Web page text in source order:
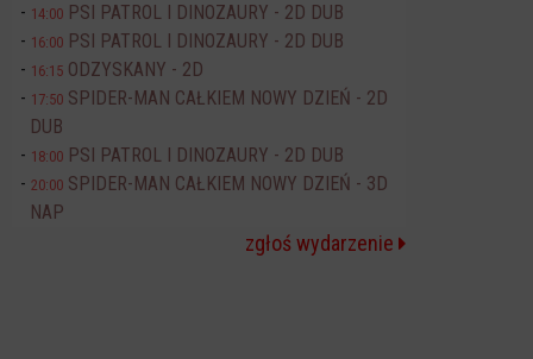
14:00 PSI PATROL I DINOZAURY - 2D DUB
16:00 PSI PATROL I DINOZAURY - 2D DUB
16:15 ODZYSKANY - 2D
17:50 SPIDER-MAN CAŁKIEM NOWY DZIEŃ - 2D
DUB
18:00 PSI PATROL I DINOZAURY - 2D DUB
20:00 SPIDER-MAN CAŁKIEM NOWY DZIEŃ - 3D
NAP
zgłoś wydarzenie